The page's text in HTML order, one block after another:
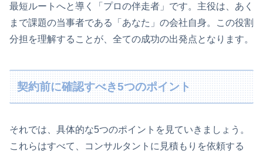
最短ルートへと導く「プロの伴走者」です。主役は、あく
まで課題の当事者である「あなた」の会社自身。この役割
分担を理解することが、全ての成功の出発点となります。
契約前に確認すべき5つのポイント
それでは、具体的な5つのポイントを見ていきましょう。
これらはすべて、コンサルタントに見積もりを依頼する